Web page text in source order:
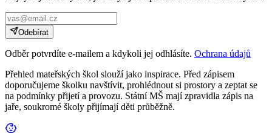
Odebírat
Odběr potvrdíte e-mailem a kdykoli jej odhlásíte. Ochrana údajů
Přehled mateřských škol slouží jako inspirace. Před zápisem
doporučujeme školku navštívit, prohlédnout si prostory a zeptat se
na podmínky přijetí a provozu. Státní MŠ mají zpravidla zápis na
jaře, soukromé školy přijímají děti průběžně.